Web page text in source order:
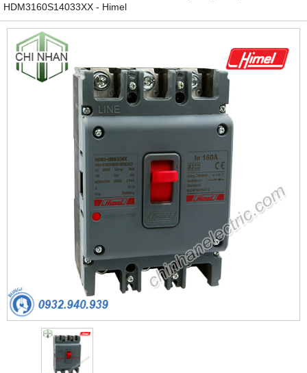
HDM3160S14033XX - Himel